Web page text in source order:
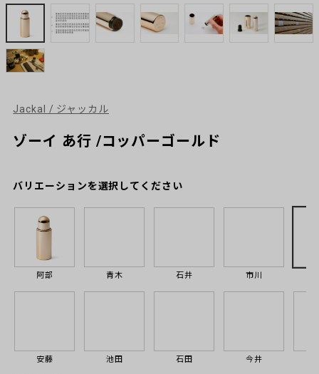
Jackal / ジャッカル
ゾーイ あ行 /コッパーゴールド
バリエーションを選択してください
阿部
安藤
青木
池田
石井
石田
市川
今井